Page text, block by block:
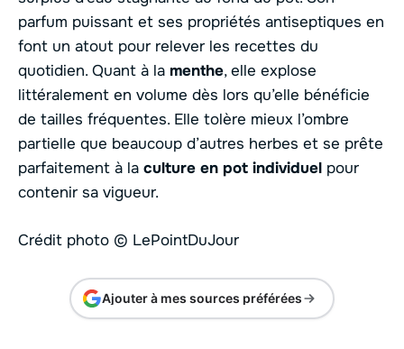
parfum puissant et ses propriétés antiseptiques en
font un atout pour relever les recettes du
quotidien. Quant à la menthe, elle explose
littéralement en volume dès lors qu’elle bénéficie
de tailles fréquentes. Elle tolère mieux l’ombre
partielle que beaucoup d’autres herbes et se prête
parfaitement à la culture en pot individuel pour
contenir sa vigueur.
Crédit photo © LePointDuJour
Ajouter à mes sources préférées